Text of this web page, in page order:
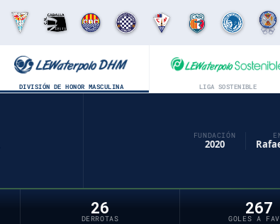
DIVISIÓN DE HONOR MASCULINA LIGA SOSTENIBLE
FUNDACIÓN
2020
26
DERROTAS
267
GOLES A